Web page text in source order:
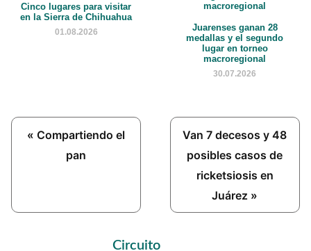
Cinco lugares para visitar
en la Sierra de Chihuahua
01.08.2026
Juarenses ganan 28
medallas y el segundo
lugar en torneo
macroregional
30.07.2026
Previous
« Compartiendo el
pan
Next
Post:
Van 7 decesos y 48
posibles casos de
ricketsiosis en
Juárez »
Primary
Circuito